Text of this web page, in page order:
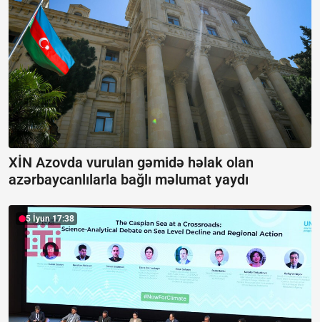
XİN Azovda vurulan gəmidə həlak olan
azərbaycanlılarla bağlı məlumat yaydı
5 İyun 17:38